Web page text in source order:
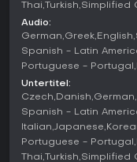
Daneben gibt es das
Prequel, in dem du
der Freundin Riley
Mechaniken bei, rückt
Multiplayer-Elemente.
PC Features and
Die PC-Version bietet
bessere Performance
Thai
Turkish Simplified
Audio:
German Greek English
Spanish - Latin
Portuguese - Portugal
Untertitel:
Czech Danish German
Spanish - Latin
Italian Japanese
Portuguese - Portugal
Thai
Turkish Simplified